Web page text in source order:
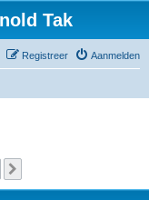
Tak
Aanmelden
Registreer